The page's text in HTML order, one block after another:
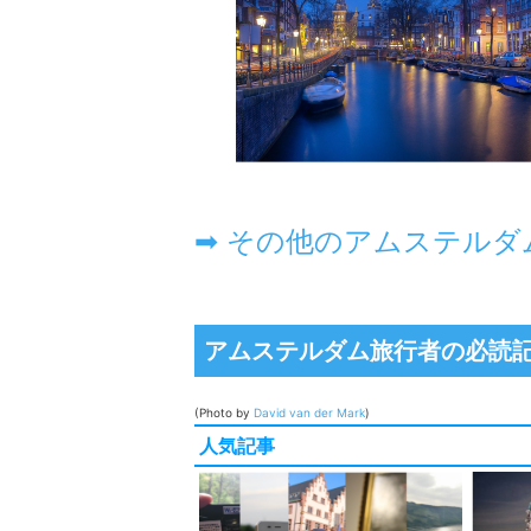
アムステルダム旅行者の必読
(Photo by David van der Mark)
人気記事